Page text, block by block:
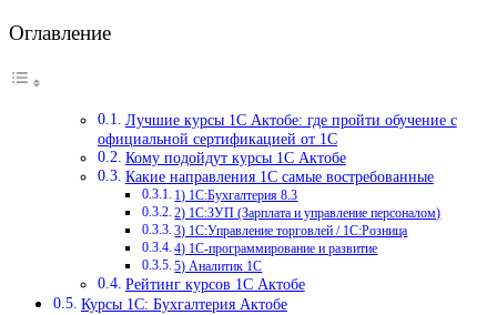
Оглавление
Лучшие курсы 1С Актобе: где пройти обучение с
официальной сертификацией от 1С
Кому подойдут курсы 1С Актобе
Какие направления 1С самые востребованные
1) 1С:Бухгалтерия 8.3
2) 1С:ЗУП (Зарплата и управление персоналом)
3) 1С:Управление торговлей / 1С:Розница
4) 1С-программирование и развитие
5) Аналитик 1С
Рейтинг курсов 1С Актобе
Курсы 1С: Бухгалтерия Актобе